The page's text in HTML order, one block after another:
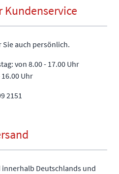
Kundenservice
auch persönlich.
von 8.00 - 17.00 Uhr
Uhr
2151
Deutschlands und